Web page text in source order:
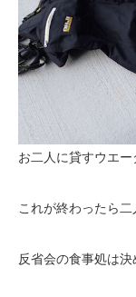
お二人に貸すウエー
これが終わったら二
反省会の食事処は決